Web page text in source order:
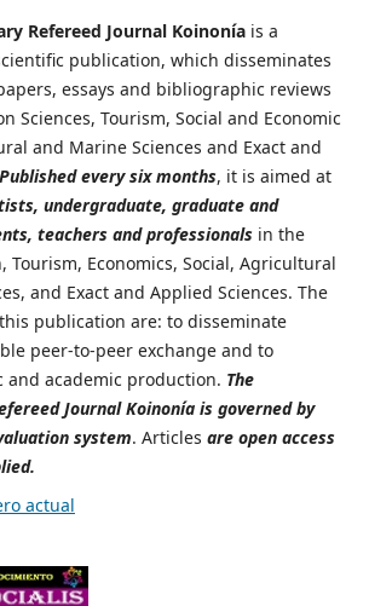
Refereed Journal Koinoníais a
publication, which disseminates
essays and bibliographic reviews
Sciences, Tourism, Social and Economic
and Marine Sciences and Exact and
Published every six months, it is aimed at
undergraduate, graduate and
teachers and professionals in the
Tourism, Economics, Social, Agricultural
and Exact and Applied Sciences. The
publication are: to disseminate
peer-to-peer exchange and to
academic production. The
Journal Koinonía is governed by
system. Articles are open access
actual